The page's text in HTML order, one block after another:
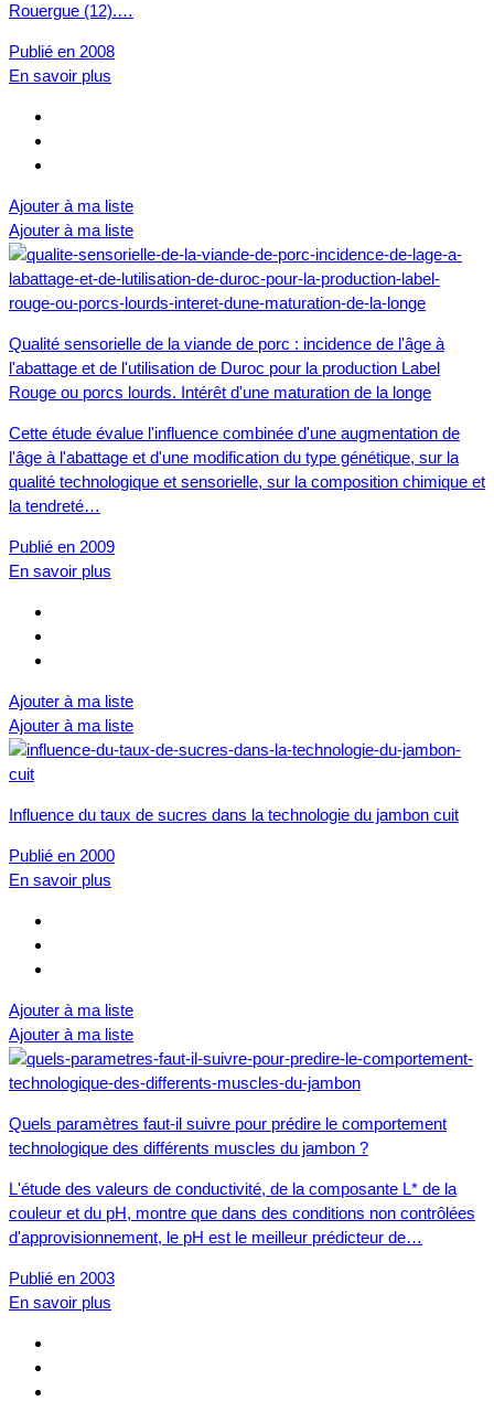
Rouergue (12).…
Publié en 2008
En savoir plus
Ajouter à ma liste
Ajouter à ma liste
Qualité sensorielle de la viande de porc : incidence de l'âge à
l'abattage et de l'utilisation de Duroc pour la production Label
Rouge ou porcs lourds. Intérêt d'une maturation de la longe
Cette étude évalue l'influence combinée d'une augmentation de
l'âge à l'abattage et d'une modification du type génétique, sur la
qualité technologique et sensorielle, sur la composition chimique et
la tendreté…
Publié en 2009
En savoir plus
Ajouter à ma liste
Ajouter à ma liste
Influence du taux de sucres dans la technologie du jambon cuit
Publié en 2000
En savoir plus
Ajouter à ma liste
Ajouter à ma liste
Quels paramètres faut-il suivre pour prédire le comportement
technologique des différents muscles du jambon ?
L'étude des valeurs de conductivité, de la composante L* de la
couleur et du pH, montre que dans des conditions non contrôlées
d'approvisionnement, le pH est le meilleur prédicteur de…
Publié en 2003
En savoir plus